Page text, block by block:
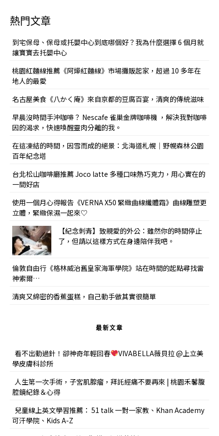
熱門文章
到宅保母、保母或托嬰中心到底哪個好？我為什麼選擇 6 個月就
讓寶寶去托嬰中心
桃園紅麵線推薦《阿燁紅麵線》市場攤販起家，超過 10 多年在
地人的最愛
名古屋美食《八かく庵》來自京都的豆腐百宴，清爽的傳統滋味
早晨沒時間手沖咖啡？ Nescafe 雀巢金牌咖啡機 ，解決我對咖啡
因的渴求，快速喚醒靈肉分離的我。
在這凍結的時間，因雪而成的絕景：北海道札幌｜野幌森林公園
百年紀念塔
台北松山咖啡廳推薦 Joco latte 多種口味熱巧克力，用心實在的
一間好店
使用一個月心得報告《VERNA X50 緊緻曲線纖體霜》曲線雕塑更
立體，緊緻保濕一起來♡
【紀念刺青】致親愛的外公：雖然你的時間停止
了，但請以這樣方式在身邊陪伴我吧。
倫敦自由行《格林威治舊皇家海軍學院》站在時間的起點尋找雷
神索爾…
清爽又綿密的香蕉蛋糕，自己動手做其實很簡單
最新文章
看不出動過針！卻神奇年輕回春
VIVABELLA薇貝拉 @上立美
學皮膚科診所
人生第一次手術，子宮肌腺瘤，拜託經痛不要再來 | 桃園禾馨腹
腔鏡紀錄＆心得
兒童線上英文學習推薦： 51 talk 一對一家教、Khan Academy
可汗學院、Kids A-Z